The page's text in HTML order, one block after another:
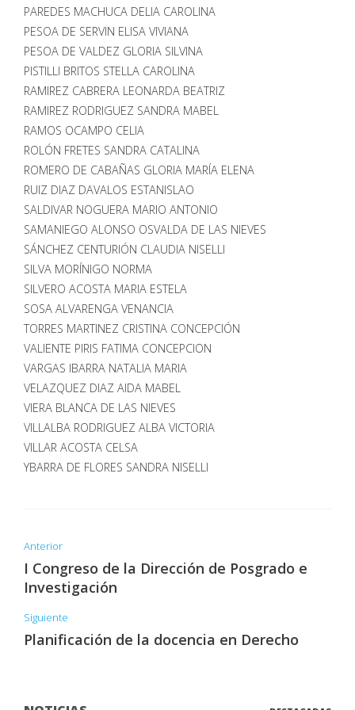
PAREDES MACHUCA DELIA CAROLINA
PESOA DE SERVIN ELISA VIVIANA
PESOA DE VALDEZ GLORIA SILVINA
PISTILLI BRITOS STELLA CAROLINA
RAMIREZ CABRERA LEONARDA BEATRIZ
RAMIREZ RODRIGUEZ SANDRA MABEL
RAMOS OCAMPO CELIA
ROLÓN FRETES SANDRA CATALINA
ROMERO DE CABAÑAS GLORIA MARÍA ELENA
RUIZ DIAZ DAVALOS ESTANISLAO
SALDIVAR NOGUERA MARIO ANTONIO
SAMANIEGO ALONSO OSVALDA DE LAS NIEVES
SÁNCHEZ CENTURIÓN CLAUDIA NISELLI
SILVA MORÍNIGO NORMA
SILVERO ACOSTA MARIA ESTELA
SOSA ALVARENGA VENANCIA
TORRES MARTINEZ CRISTINA CONCEPCIÓN
VALIENTE PIRIS FATIMA CONCEPCION
VARGAS IBARRA NATALIA MARIA
VELAZQUEZ DIAZ AIDA MABEL
VIERA BLANCA DE LAS NIEVES
VILLALBA RODRIGUEZ ALBA VICTORIA
VILLAR ACOSTA CELSA
YBARRA DE FLORES SANDRA NISELLI
Anterior
I Congreso de la Dirección de Posgrado e
Investigación
Siguiente
Planificación de la docencia en Derecho